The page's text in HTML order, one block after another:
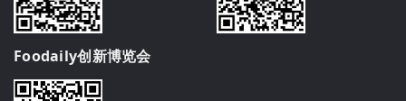
Foodaily创新博览会